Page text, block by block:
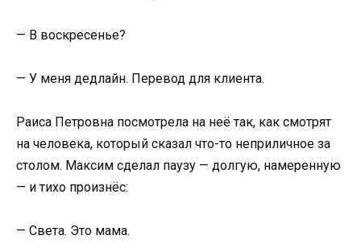
— В воскресенье?
— У меня дедлайн. Перевод для клиента.
Раиса Петровна посмотрела на неё так, как смотрят
на человека, который сказал что-то неприличное за
столом. Максим сделал паузу — долгую, намеренную
— и тихо произнёс:
— Света. Это мама.